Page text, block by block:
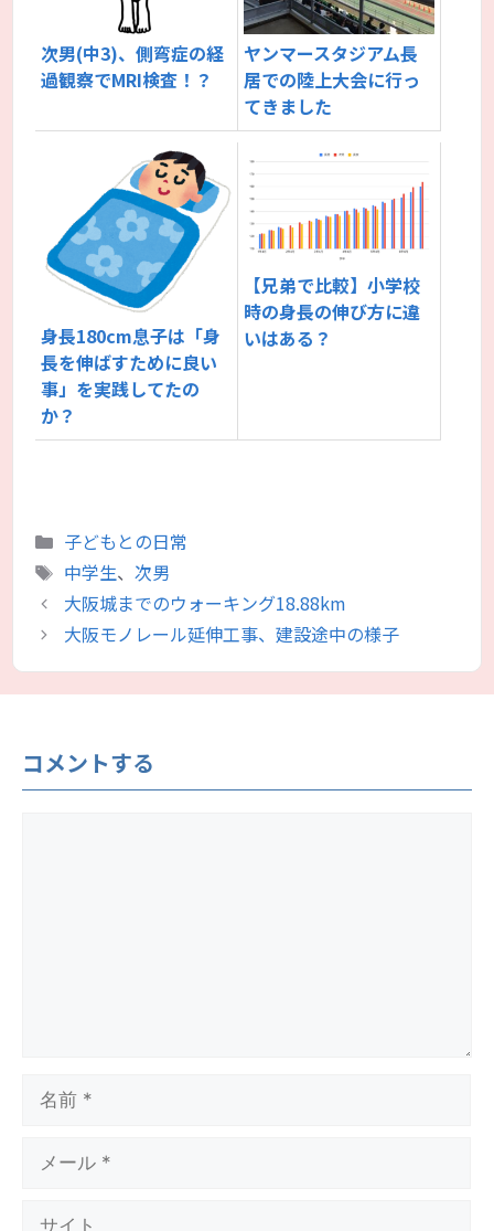
次男(中3)、側弯症の経
過観察でMRI検査！？
ヤンマースタジアム長
居での陸上大会に行っ
てきました
身長180cm息子は「身
長を伸ばすために良い
事」を実践してたの
か？
【兄弟で比較】小学校
時の身長の伸び方に違
いはある？
カ
テ
ゴ
リ
ー
子どもとの日常
タ
グ
中学生、 次男
大阪城までのウォーキング18.88km
大阪モノレール延伸工事、建設途中の様子
コメントする